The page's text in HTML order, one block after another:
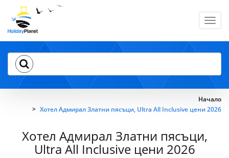
Начало
Хотел Адмирал Златни пясъци, Ultra All Inclusive цени 2026
Хотел Адмирал Златни пясъци,
Ultra All Inclusive цени 2026